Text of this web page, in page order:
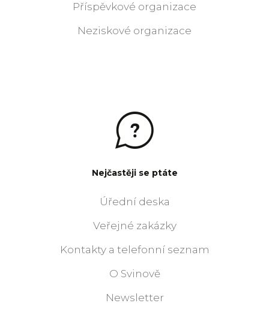
Příspěvkové organizace
Neziskové organizace
Nejčastěji se ptáte
Úřední deska
Veřejné zakázky
Kontakty a telefonní seznam
O Svinově
Newsletter